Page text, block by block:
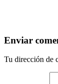
Enviar
Tu dirección de